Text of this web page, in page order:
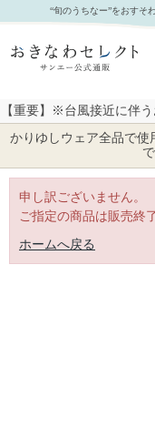
｜おきなわセレクト サンエー公式
“旬のうちなー”をおす
【重要】※台風接近に伴
かりゆしウェア全品で使
申し訳ございません。
ご指定の商品は販売終
ホームへ戻る